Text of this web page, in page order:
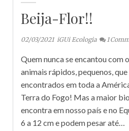
Beija-Flor!!
02/03/2021 iGUi Ecologia 1
Quem nunca se encantou com
animais rápidos, pequenos,
encontrados em toda a
Terra do Fogo! Mas a maior
encontra em nosso país e no
6 a 12 cm e podem pesar até…